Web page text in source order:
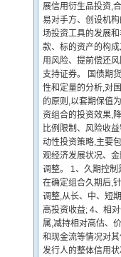
展信用衍生品投资,
易对手方、创设机
场投资工具的发展
款、标的资产的构
用风险、提前偿还
支持证券。 国债期
性和定量的分析,对
的原则,以套期保值
资组合的投资效果,
比例限制、风险收
动性投资策略,主要
观经济发展状况、
调整。 1、久期控
在确定组合久期后,
调整,从长、中、短
高投资收益; 4、相
属,减持相对高估、
和现金流等情况对
发行人的整体信用